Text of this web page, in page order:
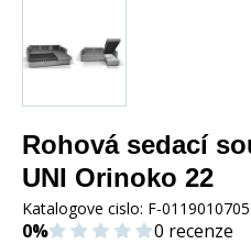
Rohová sedací
UNI Orinoko 22
Katalogove cislo: F-0119010705
0% 0 recenze